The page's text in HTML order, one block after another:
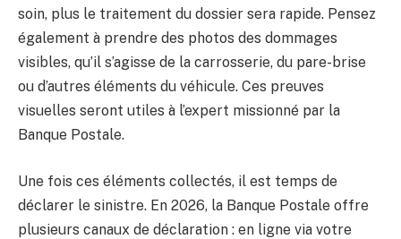
soin, plus le traitement du dossier sera rapide. Pensez
également à prendre des photos des dommages
visibles, qu’il s’agisse de la carrosserie, du pare-brise
ou d’autres éléments du véhicule. Ces preuves
visuelles seront utiles à l’expert missionné par la
Banque Postale.
Une fois ces éléments collectés, il est temps de
déclarer le sinistre. En 2026, la Banque Postale offre
plusieurs canaux de déclaration : en ligne via votre